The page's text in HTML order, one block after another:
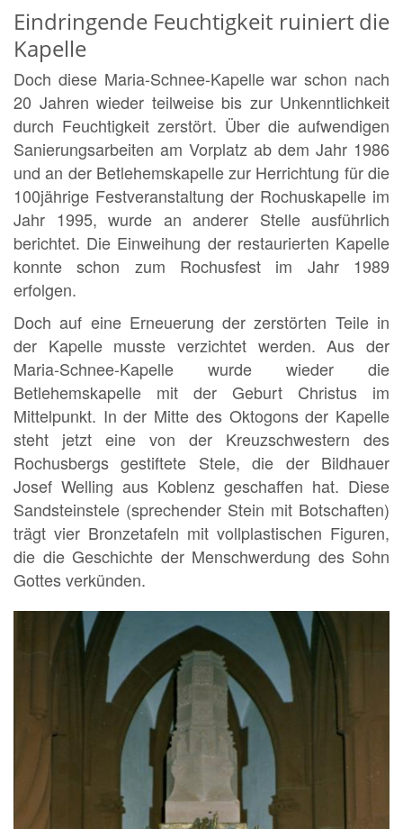
Eindringende Feuchtigkeit ruiniert die
Kapelle
Doch diese Maria-Schnee-Kapelle war schon nach
20 Jahren wieder teilweise bis zur Unkenntlichkeit
durch Feuchtigkeit zerstört. Über die aufwendigen
Sanierungsarbeiten am Vorplatz ab dem Jahr 1986
und an der Betlehemskapelle zur Herrichtung für die
100jährige Festveranstaltung der Rochuskapelle im
Jahr 1995, wurde an anderer Stelle ausführlich
berichtet. Die Einweihung der restaurierten Kapelle
konnte schon zum Rochusfest im Jahr 1989
erfolgen.
Doch auf eine Erneuerung der zerstörten Teile in
der Kapelle musste verzichtet werden. Aus der
Maria-Schnee-Kapelle wurde wieder die
Betlehemskapelle mit der Geburt Christus im
Mittelpunkt. In der Mitte des Oktogons der Kapelle
steht jetzt eine von der Kreuzschwestern des
Rochusbergs gestiftete Stele, die der Bildhauer
Josef Welling aus Koblenz geschaffen hat. Diese
Sandsteinstele (sprechender Stein mit Botschaften)
trägt vier Bronzetafeln mit vollplastischen Figuren,
die die Geschichte der Menschwerdung des Sohn
Gottes verkünden.